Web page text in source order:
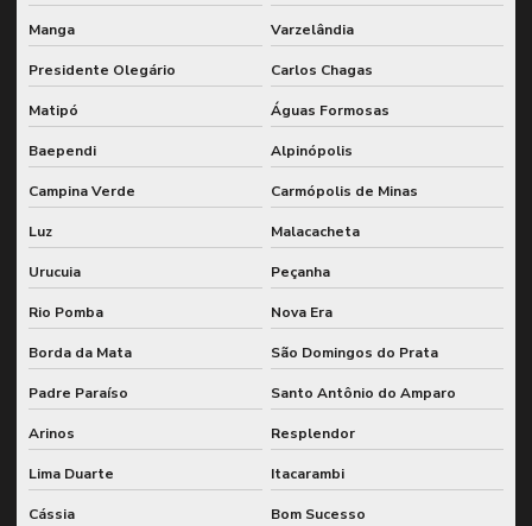
Manga Varzelândia
Presidente Olegário Carlos Chagas
Matipó Águas Formosas
Baependi Alpinópolis
Campina Verde Carmópolis de Minas
Luz Malacacheta
Urucuia Peçanha
Rio Pomba Nova Era
Borda da Mata São Domingos do Prata
Padre Paraíso Santo Antônio do Amparo
Arinos Resplendor
Lima Duarte Itacarambi
Cássia Bom Sucesso